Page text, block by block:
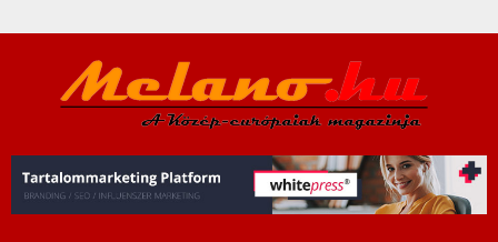
a
tartalomra